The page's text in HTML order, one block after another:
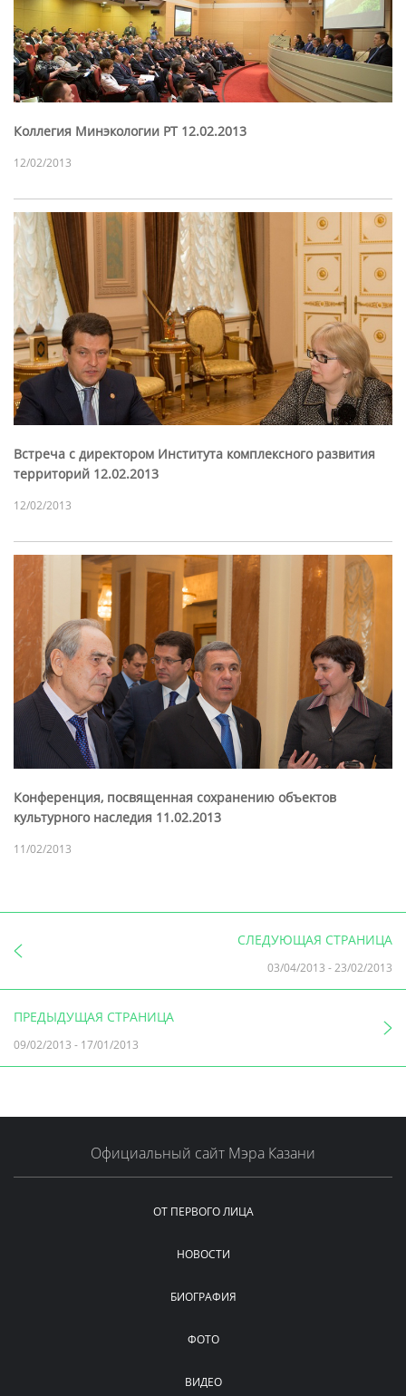
Коллегия Минэкологии РТ 12.02.2013
12/02/2013
Встреча с директором Института комплексного развития
территорий 12.02.2013
12/02/2013
Конференция, посвященная сохранению объектов
культурного наследия 11.02.2013
11/02/2013
СЛЕДУЮЩАЯ СТРАНИЦА
03/04/2013 -23/02/2013
ПРЕДЫДУЩАЯ СТРАНИЦА
09/02/2013 - 17/01/2013
Официальный сайт Мэра Казани
ОТ ПЕРВОГО ЛИЦА
НОВОСТИ
БИОГРАФИЯ
ФОТО
ВИДЕО